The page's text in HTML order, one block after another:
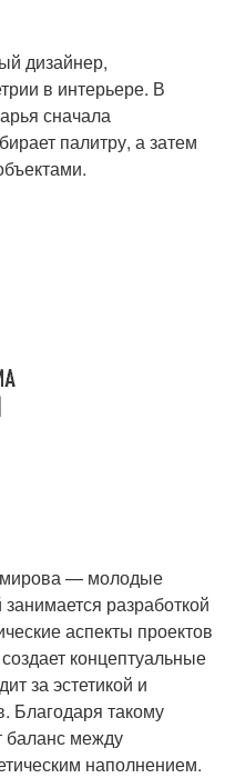
дизайнер,
в интерьере. В
сначала
палитру, а затем
— молодые
разработкой
аспекты проектов
концептуальные
за эстетикой и
Благодаря такому
баланс между
наполнением.